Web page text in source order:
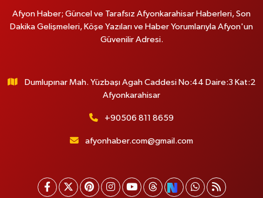
Afyon Haber; Güncel ve Tarafsız Afyonkarahisar Haberleri, Son
Dakika Gelişmeleri, Köşe Yazıları ve Haber Yorumlarıyla Afyon'un
Güvenilir Adresi.
Dumlupınar Mah. Yüzbaşı Agah Caddesi No:44 Daire:3 Kat:2
Afyonkarahisar
+90506 811 8659
afyonhaber.com@gmail.com